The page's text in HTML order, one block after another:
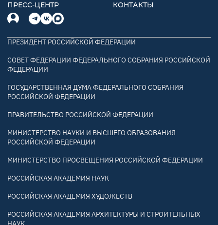
ПРЕСС-ЦЕНТР
КОНТАКТЫ
ПРЕЗИДЕНТ РОССИЙСКОЙ ФЕДЕРАЦИИ
СОВЕТ ФЕДЕРАЦИИ ФЕДЕРАЛЬНОГО СОБРАНИЯ РОССИЙСКОЙ
ФЕДЕРАЦИИ
ГОСУДАРСТВЕННАЯ ДУМА ФЕДЕРАЛЬНОГО СОБРАНИЯ
РОССИЙСКОЙ ФЕДЕРАЦИИ
ПРАВИТЕЛЬСТВО РОССИЙСКОЙ ФЕДЕРАЦИИ
МИНИСТЕРСТВО НАУКИ И ВЫСШЕГО ОБРАЗОВАНИЯ
РОССИЙСКОЙ ФЕДЕРАЦИИ
МИНИСТЕРСТВО ПРОСВЕЩЕНИЯ РОССИЙСКОЙ ФЕДЕРАЦИИ
РОССИЙСКАЯ АКАДЕМИЯ НАУК
РОССИЙСКАЯ АКАДЕМИЯ ХУДОЖЕСТВ
РОССИЙСКАЯ АКАДЕМИЯ АРХИТЕКТУРЫ И СТРОИТЕЛЬНЫХ